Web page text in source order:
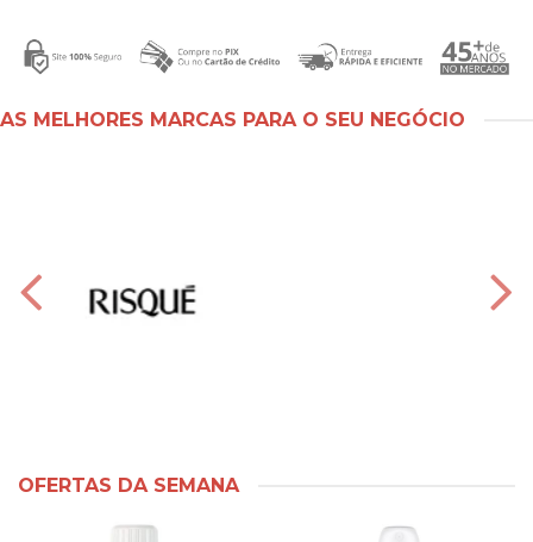
AS MELHORES MARCAS PARA O SEU NEGÓCIO
OFERTAS DA SEMANA